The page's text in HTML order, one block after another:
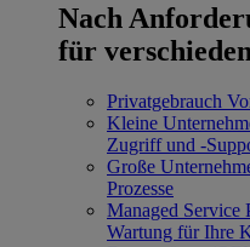
Nach
für
Privatgebrauch
Kleine
Zugriff und -
Große
Prozesse
Managed Service
Wartung für Ihre